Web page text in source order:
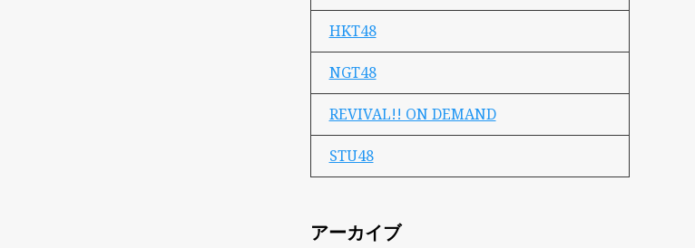
HKT48
NGT48
REVIVAL!! ON DEMAND
STU48
アーカイブ